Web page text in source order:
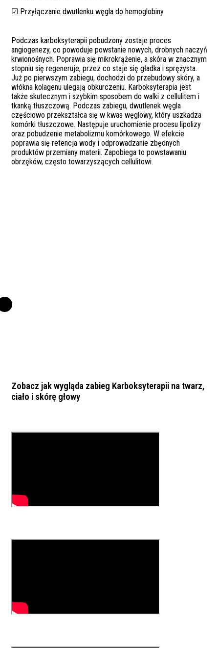
☑ Przyłączanie dwutlenku węgla do hemoglobiny.
Podczas karboksyterapii pobudzony zostaje proces
angiogenezy, co powoduje powstanie nowych, drobnych naczyń
krwionośnych. Poprawia się mikrokrążenie, a skóra w znacznym
stopniu się regeneruje, przez co staje się gładka i sprężysta.
Już po pierwszym zabiegu, dochodzi do przebudowy skóry, a
włókna kolagenu ulegają obkurczeniu. Karboksyterapia jest
także skutecznym i szybkim sposobem do walki z cellulitem i
tkanką tłuszczową. Podczas zabiegu, dwutlenek węgla
częściowo przekształca się w kwas węglowy, który uszkadza
komórki tłuszczowe. Następuje uruchomienie procesu lipolizy
oraz pobudzenie metabolizmu komórkowego. W efekcie
poprawia się retencja wody i odprowadzanie zbędnych
produktów przemiany materii. Zapobiega to powstawaniu
obrzęków, często towarzyszących cellulitowi.
Zobacz jak wygląda zabieg Karboksyterapii na twarz,
ciało i skórę głowy